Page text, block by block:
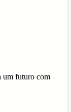
um futuro com